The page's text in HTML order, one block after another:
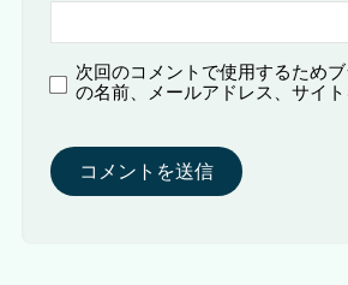
次回のコメントで使用するため
の名前、メールアドレス、サイト